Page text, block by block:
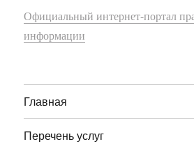
Официальный интернет-портал
информации
Главная
Перечень услуг